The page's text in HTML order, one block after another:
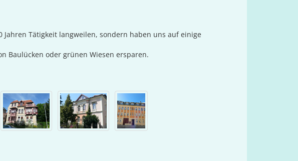
Tätigkeit langweilen, sondern haben uns auf einige
Baulücken oder grünen Wiesen ersparen.